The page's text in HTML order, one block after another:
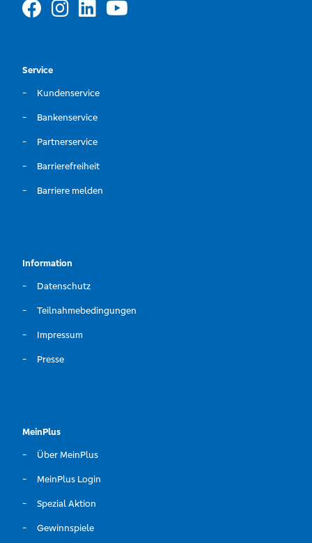
Service
Kundenservice
Bankenservice
Partnerservice
Barrierefreiheit
Barriere melden
Information
Datenschutz
Teilnahmebedingungen
Impressum
Presse
MeinPlus
Über MeinPlus
MeinPlus Login
Spezial Aktion
Gewinnspiele